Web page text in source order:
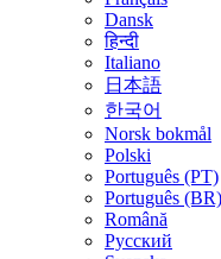
Dansk
हिन्दी
Italiano
日本語
한국어
Norsk bokmål
Polski
Português (PT)
Português (BR)
Română
Русский